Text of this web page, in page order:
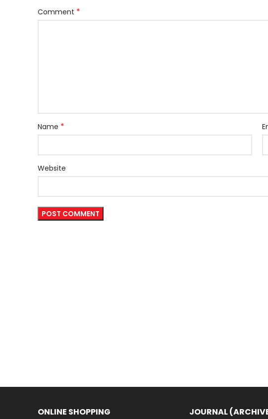
Comment *
Name *
Website
ONLINE SHOPPING JOURNAL